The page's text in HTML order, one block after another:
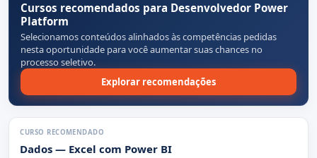
Cursos recomendados para Desenvolvedor Power
Platform
Selecionamos conteúdos alinhados às competências pedidas
nesta oportunidade para você aumentar suas chances no
processo seletivo.
Explorar recomendações
CURSO RECOMENDADO
Dados — Excel com Power BI